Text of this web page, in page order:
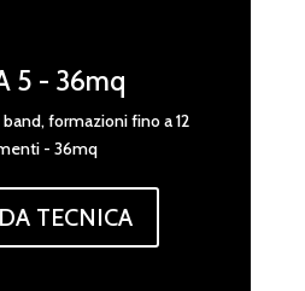
5 - 36mq
formazioni fino a 12
- 36mq
TECNICA